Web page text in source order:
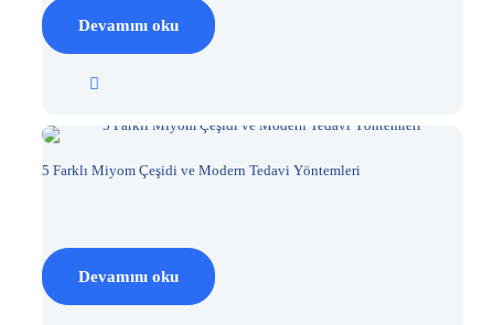
Devamını oku
5 Farklı Miyom Çeşidi ve Modern Tedavi Yöntemleri
Devamını oku